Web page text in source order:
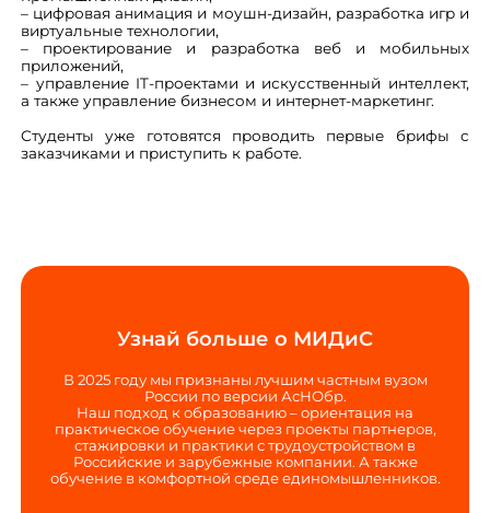
– цифровая анимация и моушн-дизайн, разработка игр и
виртуальные технологии,
– проектирование и разработка веб и мобильных
приложений,
– управление IT-проектами и искусственный интеллект,
а также управление бизнесом и интернет-маркетинг.
Студенты уже готовятся проводить первые брифы с
заказчиками и приступить к работе.
Узнай больше о МИДиС
В 2025 году мы признаны лучшим частным вузом
России по версии АсНОбр.
Наш подход к образованию – ориентация на
практическое обучение через проекты партнеров,
стажировки и практики с трудоустройством в
Российские и зарубежные компании. А также
обучение в комфортной среде единомышленников.